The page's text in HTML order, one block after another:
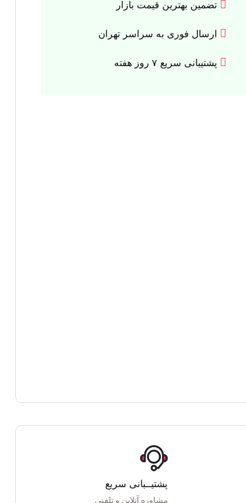
تضمین بهترین قیمت بازار
ارسال فوری به سراسر تهران
پشتیبانی سریع ۷ روز هفته
پشتیــبانی سریع
مشاوره آنلاین و تلفنی